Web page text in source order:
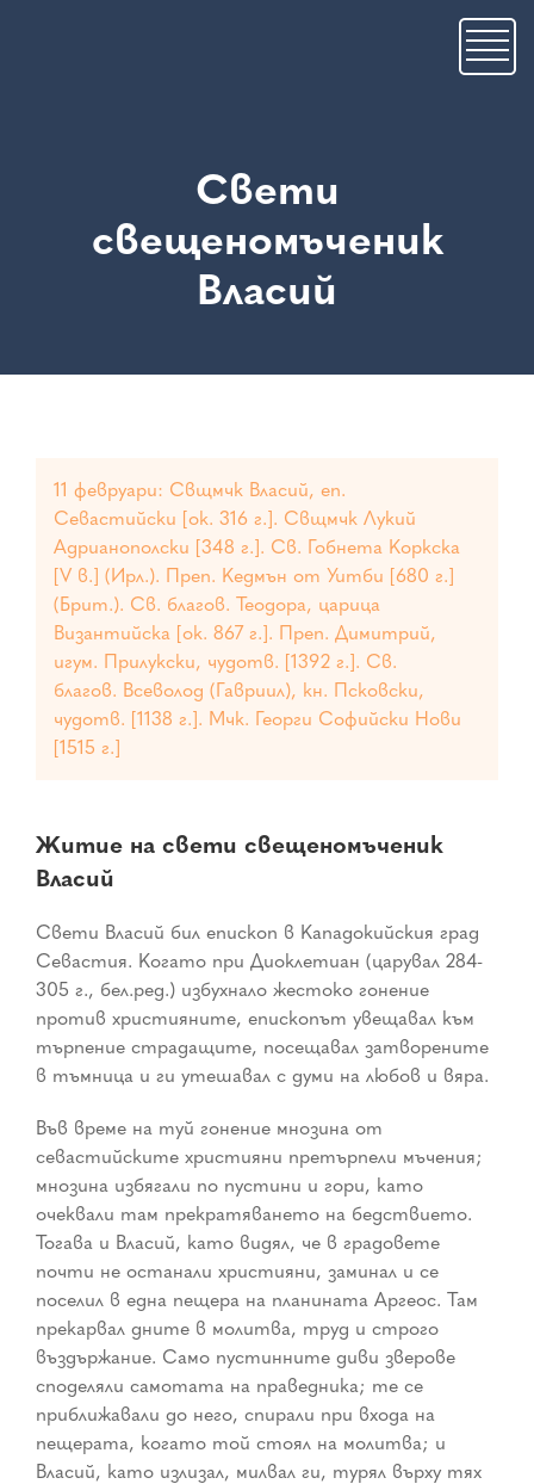
Свети
свещеномъченик
Власий
11 февруари: Свщмчк Власий, еп.
Севастийски [ок. 316 г.]. Свщмчк Лукий
Адрианополски [348 г.]. Св. Гобнета Коркска
[V в.] (Ирл.). Преп. Кедмън от Уитби [680 г.]
(Брит.). Св. благов. Теодора, царица
Византийска [ок. 867 г.]. Преп. Димитрий,
игум. Прилукски, чудотв. [1392 г.]. Св.
благов. Всеволод (Гавриил), кн. Псковски,
чудотв. [1138 г.]. Мчк. Георги Софийски Нови
[1515 г.]
Житие на свети свещеномъченик
Власий
Свети Власий бил епископ в Кападокийския град
Севастия. Когато при Диоклетиан (царувал 284-
305 г., бел.ред.) избухнало жестоко гонение
против християните, епископът увещавал към
търпение страдащите, посещавал затворените
в тъмница и ги утешавал с думи на любов и вяра.
Във време на туй гонение мнозина от
севастийските християни претърпели мъчения;
мнозина избягали по пустини и гори, като
очеквали там прекратяването на бедствието.
Тогава и Власий, като видял, че в градовете
почти не останали християни, заминал и се
поселил в една пещера на планината Аргеос. Там
прекарвал дните в молитва, труд и строго
въздържание. Само пустинните диви зверове
споделяли самотата на праведника; те се
приближавали до него, спирали при входа на
пещерата, когато той стоял на молитва; и
Власий, като излизал, милвал ги, турял върху тях